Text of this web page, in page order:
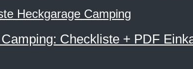
Checkliste + PDF